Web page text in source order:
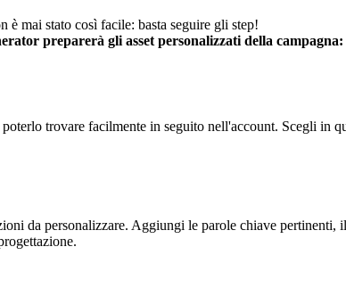
è mai stato così facile: basta seguire gli step!
preparerà gli asset personalizzati della
trovare facilmente in seguito nell'account. Scegli in
da personalizzare. Aggiungi le parole chiave pertinenti,